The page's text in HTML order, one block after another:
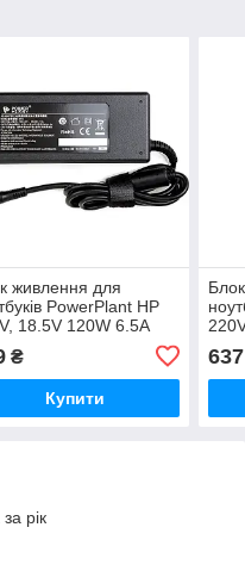
живлення для
PowerPlant HP
18.5V 120W 6.5A
₴
Купити
637
рік